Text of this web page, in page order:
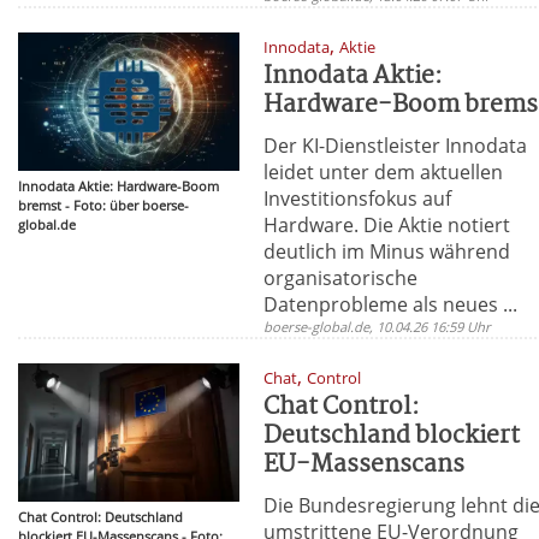
Innodata Aktie: Hardware-Boom
bremst - Foto: über boerse-
global.de
Innodata,Aktie
Innodata Aktie:
Hardware-Boom
Der KI-Dienstleister Innodata
leidet unter dem aktuellen
Investitionsfokus auf
Hardware. Die Aktie notiert
deutlich im Minus während
organisatorische
Datenprobleme als neues ...
boerse-global.de, 10.04.26 16:59 Uhr
Chat Control: Deutschland
Chat,Control
Chat Control:
Deutschland blockiert
EU-Massenscans
Die Bundesregierung lehnt
umstrittene EU-Verordnung